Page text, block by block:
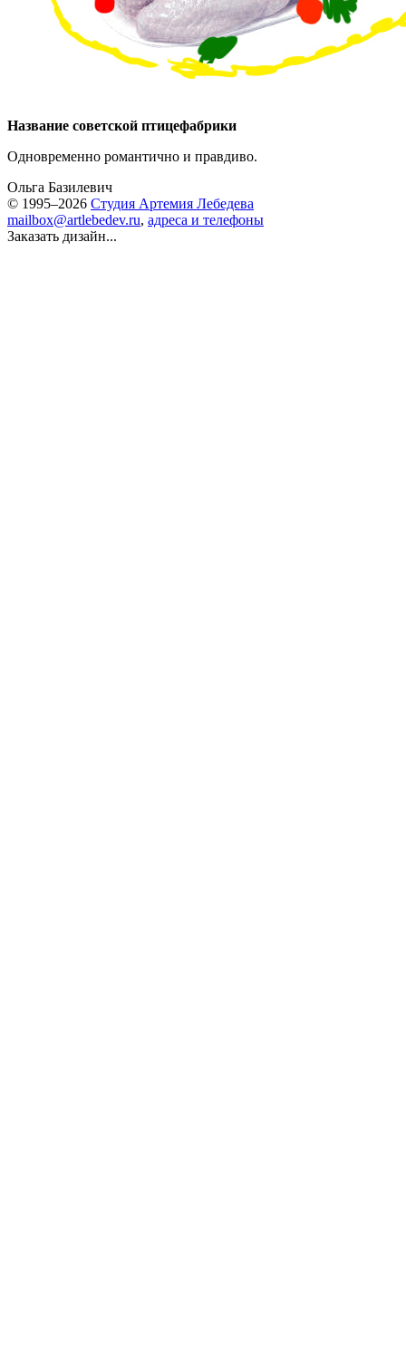
Название советской птицефабрики
Одновременно романтично и правдиво.
Ольга Базилевич
© 1995–2026 Студия Артемия Лебедева
mailbox@artlebedev.ru, адреса и телефоны
Заказать дизайн...